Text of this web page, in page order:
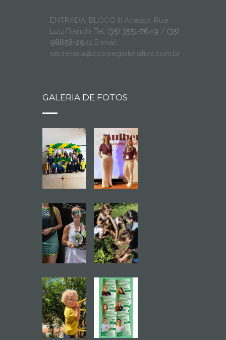
ENTRADA: BLOCO III Acesso: Rua
Luiz Franchi Tel: (35) 3551-7649 / (35)
98858-2941 E-mail:
secretaria@coopeginterativa.com.br
GALERIA DE FOTOS